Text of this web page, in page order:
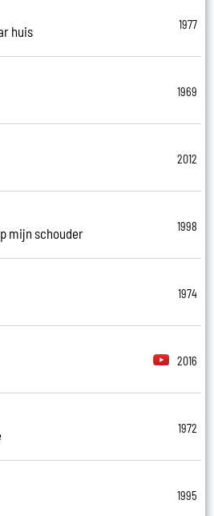
huis
1977
1969
2012
mijn schouder
1998
1974
2016
1972
1995